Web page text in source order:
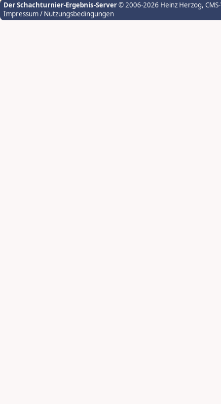
Der Schachturnier-Ergebnis-Server© 2006-2026 Heinz Herzog,
Impressum / Nutzungsbedingungen